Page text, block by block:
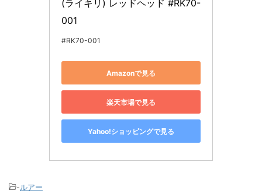
(ライキリ) レッドヘッド #RK70-
001
#RK70-001
Amazonで見る
楽天市場で見る
Yahoo!ショッピングで見る
-ルアー